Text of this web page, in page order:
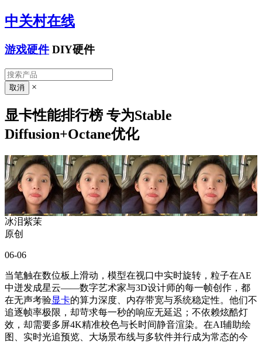
中关村在线
游戏硬件 DIY硬件
×
显卡性能排行榜 专为Stable
Diffusion+Octane优化
冰泪紫茉
原创
06-06
当笔触在数位板上滑动，模型在视口中实时旋转，粒子在AE
中迸发成星云——数字艺术家与3D设计师的每一帧创作，都
在无声考验显卡的算力深度、内存带宽与系统稳定性。他们不
追逐帧率极限，却苛求每一秒的响应无延迟；不依赖炫酷灯
效，却需要多屏4K精准校色与长时间静音渲染。在AI辅助绘
图、实时光追预览、大场景布线与多软件并行成为常态的今